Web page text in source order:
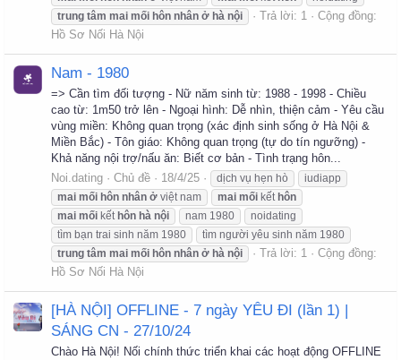
trung tâm mai mối hôn nhân ở hà nội Trả lời: 1
Cộng đồng:
Hồ Sơ Nối Hà Nội
Nam - 1980
=> Cần tìm đối tượng - Nữ năm sinh từ: 1988 - 1998 - Chiều
cao từ: 1m50 trở lên - Ngoại hình: Dễ nhìn, thiện cảm - Yêu cầu
vùng miền: Không quan trọng (xác định sinh sống ở Hà Nội &
Miền Bắc) - Tôn giáo: Không quan trọng (tự do tín ngưỡng) -
Khả năng nội trợ/nấu ăn: Biết cơ bản - Tình trạng hôn...
Noi.dating
Chủ đề 18/4/25 dịch vụ hẹn hò
iudiapp
mai mối hôn nhân ở việt nam mai mối kết hôn
mai mối kết hôn hà nội nam 1980
noidating
tìm bạn trai sinh năm 1980
tìm người yêu sinh năm 1980
trung tâm mai mối hôn nhân ở hà nội Trả lời: 1
Cộng đồng:
Hồ Sơ Nối Hà Nội
[HÀ NỘI] OFFLINE - 7 ngày YÊU ĐI (lần 1) |
SÁNG CN - 27/10/24
Chào Hà Nội! Nối chính thức triển khai các hoạt động OFFLINE